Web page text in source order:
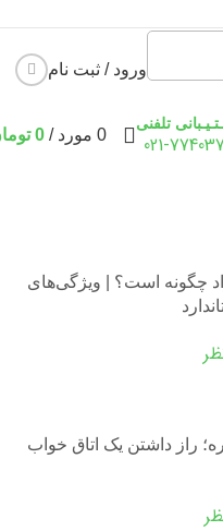
ورود / ثبت نام
تلفنی
021-
0 مورد /
0
چگونه است؟ | ویژگی‌های
راز داشتن یک اتاق خواب